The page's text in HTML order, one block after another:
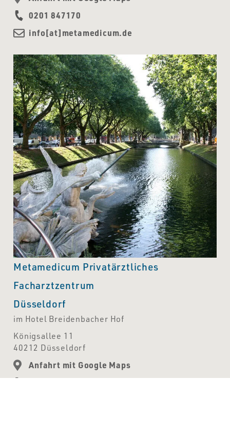
0201 847170
info[at]metamedicum.de
Metamedicum Privatärztliches
Facharztzentrum
Düsseldorf
im Hotel Breidenbacher Hof
Königsallee 11
40212 Düsseldorf
Anfahrt mit Google Maps